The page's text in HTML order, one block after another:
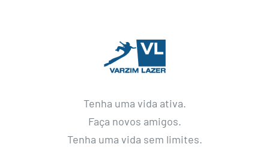
Tenha uma vida ativa.
Faça novos amigos.
Tenha uma vida sem limites.